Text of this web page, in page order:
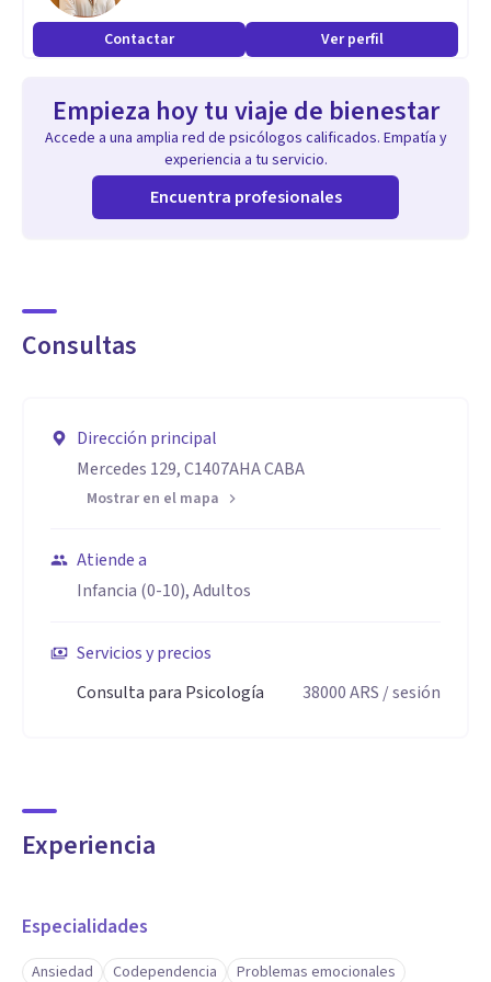
Acompaño procesos terapéuticos orientados a fortalecer la
regulación emocional, la toma de decisiones y la
personales.
Aptitudes
Cuento con experiencia clínica en contextos de alta
vínculos y las trayectorias de vida.
relación con los contextos sociales e institucionales,
respetando siempre los tiempos y procesos de cada
Trabajo desde una práctica ética, comprometida y
un vínculo terapéutico seguro, respetuoso y confidencial.
Contactar Ver perfil
Empieza hoy tu viaje de bienestar
Accede a una amplia red de psicólogos calificados. Empatía y
experiencia a tu servicio.
Encuentra profesionales
Consultas
Dirección principal
Mercedes 129, C1407AHA CABA
Mostrar en el mapa
Atiende a
Infancia (0-10), Adultos
Servicios y precios
Consulta para Psicología
38000ARS / sesión
Experiencia
Especialidades
Ansiedad Codependencia Problemas emocionales